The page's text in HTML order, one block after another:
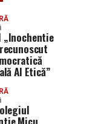
AI Etică”